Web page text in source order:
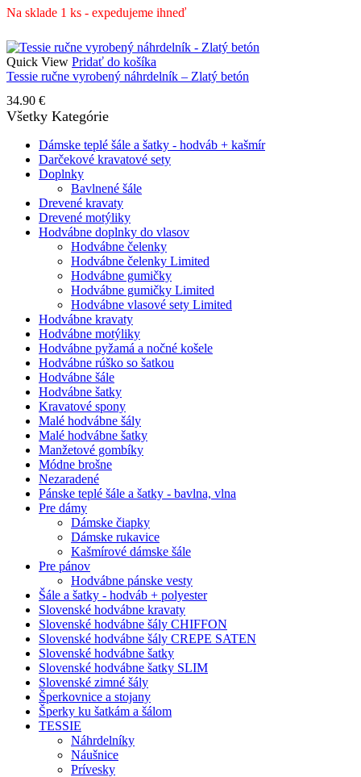
Na sklade 1 ks - expedujeme ihneď
Quick View Pridať do košíka
Tessie ručne vyrobený náhrdelník – Zlatý betón
34.90 €
Všetky Kategórie
Dámske teplé šále a šatky - hodváb + kašmír
Darčekové kravatové sety
Doplnky
Bavlnené šále
Drevené kravaty
Drevené motýliky
Hodvábne doplnky do vlasov
Hodvábne čelenky
Hodvábne čelenky Limited
Hodvábne gumičky
Hodvábne gumičky Limited
Hodvábne vlasové sety Limited
Hodvábne kravaty
Hodvábne motýliky
Hodvábne pyžamá a nočné košele
Hodvábne rúško so šatkou
Hodvábne šále
Hodvábne šatky
Kravatové spony
Malé hodvábne šály
Malé hodvábne šatky
Manžetové gombíky
Módne brošne
Nezaradené
Pánske teplé šále a šatky - bavlna, vlna
Pre dámy
Dámske čiapky
Dámske rukavice
Kašmírové dámske šále
Pre pánov
Hodvábne pánske vesty
Šále a šatky - hodváb + polyester
Slovenské hodvábne kravaty
Slovenské hodvábne šály CHIFFON
Slovenské hodvábne šály CREPE SATEN
Slovenské hodvábne šatky
Slovenské hodvábne šatky SLIM
Slovenské zimné šály
Šperkovnice a stojany
Šperky ku šatkám a šálom
TESSIE
Náhrdelníky
Náušnice
Prívesky